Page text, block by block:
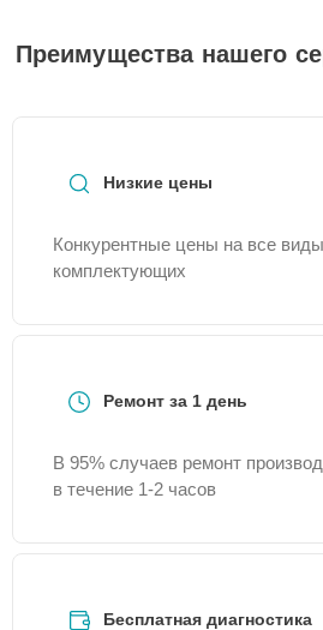
Преимущества нашего
Низкие цены
Конкурентные цены на все
комплектующих
Ремонт за 1 день
В 95% случаев ремонт
в течение 1-2 часов
Бесплатная диагностика